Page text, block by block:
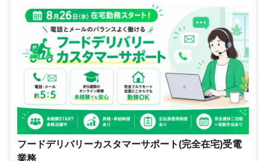
フードデリバリーカスタマーサポート(完全在宅)受電
業務